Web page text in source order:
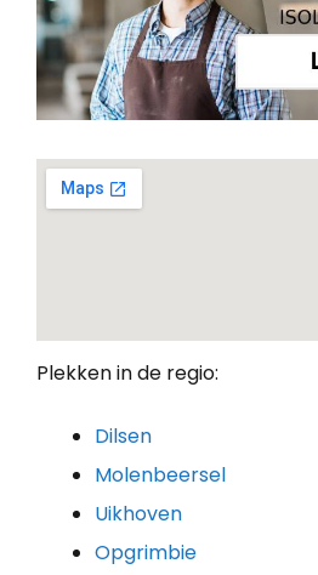
Plekken in de regio:
Dilsen
Molenbeersel
Uikhoven
Opgrimbie